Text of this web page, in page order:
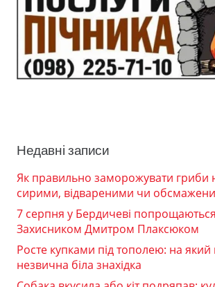
Недавні записи
Як правильно заморожувати
сирими, відвареними чи
7 серпня у Бердичеві попрощаються
Захисником Дмитром Плаксюком
Росте купками під тополею: на
незвична біла знахідка